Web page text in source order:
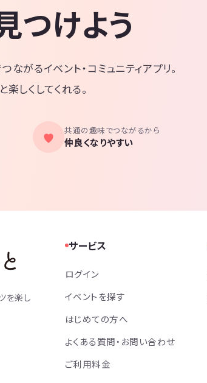
つけよう
がるイベント・コミュニティアプリ。
しくしてくれる。
共通の趣味でつながるから
仲良くなりやすい
を楽し
サービス
ログイン
イベントを探す
はじめての方へ
よくある質問・お問い合わせ
ご利用料金